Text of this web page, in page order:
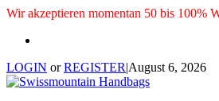
Wir akzeptieren momentan 50 bis 100%
LOGIN orREGISTER|August 6, 2026